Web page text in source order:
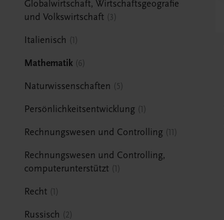
Globalwirtschaft, Wirtschaftsgeografie
und Volkswirtschaft
3
Italienisch 1
Mathematik 6
Naturwissenschaften 5
Persönlichkeitsentwicklung 1
Rechnungswesen und Controlling 11
Rechnungswesen und Controlling,
computerunterstützt 1
Recht 1
Russisch 2